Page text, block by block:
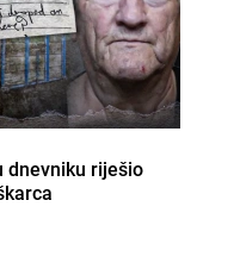
dnevniku riješio